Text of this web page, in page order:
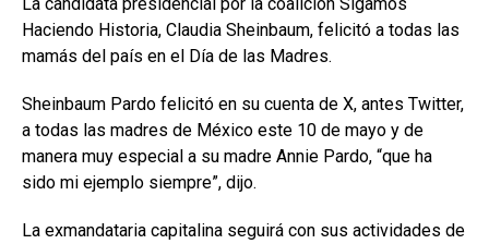
Haciendo Historia, Claudia Sheinbaum, felicitó a todas las
mamás del país en el Día de las Madres.
Sheinbaum Pardo felicitó en su cuenta de X, antes Twitter,
a todas las madres de México este 10 de mayo y de
manera muy especial a su madre Annie Pardo, “que ha
sido mi ejemplo siempre”, dijo.
La exmandataria capitalina seguirá con sus actividades de